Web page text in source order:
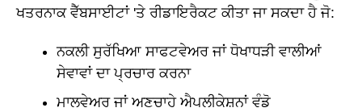
ਖਤਰਨਾਕ ਵੈੱਬਸਾਈਟਾਂ 'ਤੇ ਰੀਡਾਇਰੈਕਟ ਕੀਤਾ ਜਾ ਸਕਦਾ ਹੈ ਜੋ:
ਨਕਲੀ ਸੁਰੱਖਿਆ ਸਾਫਟਵੇਅਰ ਜਾਂ ਧੋਖਾਧੜੀ ਵਾਲੀਆਂ
ਸੇਵਾਵਾਂ ਦਾ ਪ੍ਰਚਾਰ ਕਰਨਾ
ਮਾਲਵੇਅਰ ਜਾਂ ਅਣਚਾਹੇ ਐਪਲੀਕੇਸ਼ਨਾਂ ਵੰਡੋ